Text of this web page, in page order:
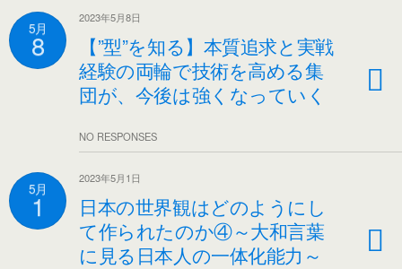
5月
8
2023年5月8日
【”型”を知る】本質追求と実戦
経験の両輪で技術を高める集
団が、今後は強くなっていく
NO RESPONSES
5月
1
2023年5月1日
日本の世界観はどのようにし
て作られたのか④～大和言葉
に見る日本人の一体化能力～